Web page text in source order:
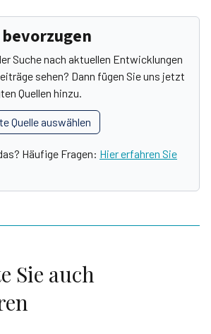
Suche nach aktuellen Entwicklungen
sehen? Dann fügen Sie uns jetzt
Quellen hinzu.
Quelle auswählen
Häufige Fragen: Hier erfahren Sie
Sie auch